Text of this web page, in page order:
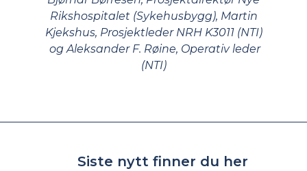
Rikshospitalet (Sykehusbygg), Martin
Kjekshus, Prosjektleder NRH K3011 (NTI)
og Aleksander F. Røine, Operativ leder
(NTI)
Siste nytt finner du her